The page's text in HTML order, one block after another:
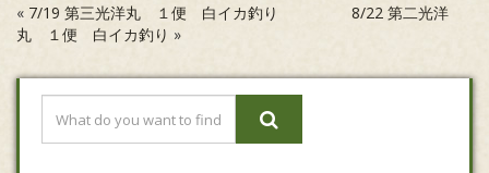
« 7/19 第三光洋丸 １便 白イカ釣り
8/22 第二光洋
丸 １便 白イカ釣り »